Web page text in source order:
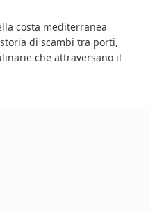
costa mediterranea
di scambi tra porti,
che attraversano il